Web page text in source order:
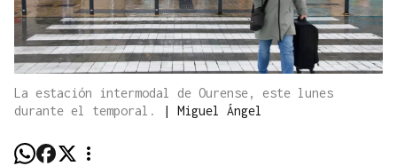
La estación intermodal de Ourense, este lunes
durante el temporal.
| Miguel Ángel